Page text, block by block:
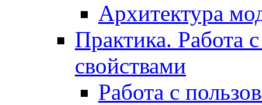
Архитектура
Практика. Работа
свойствами
Работа с